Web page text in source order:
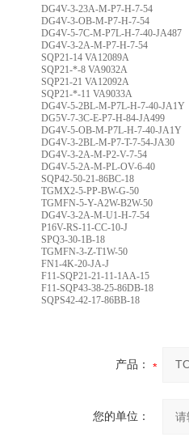
DG4V-3-23A-M-P7-H-7-54
DG4V-3-OB-M-P7-H-7-54
DG4V-5-7C-M-P7L-H-7-40-JA487
DG4V-3-2A-M-P7-H-7-54
SQP21-14 VA12089A
SQP21-*-8 VA9032A
SQP21-21 VA12092A
SQP21-*-11 VA9033A
DG4V-5-2BL-M-P7L-H-7-40-JA1Y
DG5V-7-3C-E-P7-H-84-JA499
DG4V-5-OB-M-P7L-H-7-40-JA1Y
DG4V-3-2BL-M-P7-T-7-54-JA30
DG4V-3-2A-M-P2-V-7-54
DG4V-5-2A-M-PL-OV-6-40
SQP42-50-21-86BC-18
TGMX2-5-PP-BW-G-50
TGMFN-5-Y-A2W-B2W-50
DG4V-3-2A-M-U1-H-7-54
P16V-RS-11-CC-10-J
SPQ3-30-1B-18
TGMFN-3-Z-T1W-50
FN1-4K-20-JA-J
F11-SQP21-21-11-1AA-15
F11-SQP43-38-25-86DB-18
SQPS42-42-17-86BB-18
产品：
您的单位：